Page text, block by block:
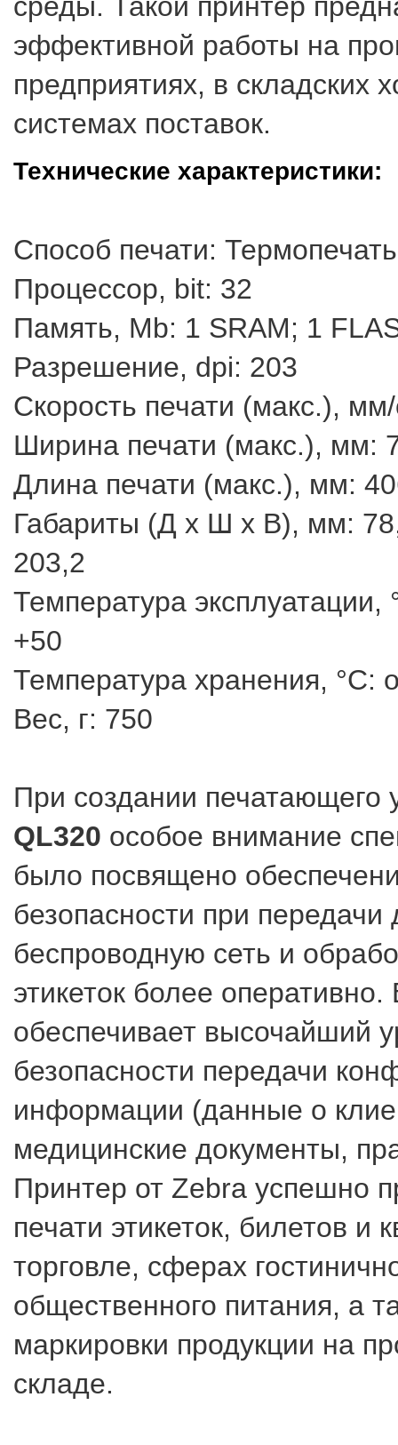
среды. Такой принтер
эффективной работы на
предприятиях, в складских
системах поставок.
Технические характеристики:
Способ печати: Термопечать
Процессор, bit: 32
Память, Mb: 1 SRAM; 1
Разрешение, dpi: 203
Скорость печати (макс.),
Ширина печати (макс.), мм:
Длина печати (макс.), мм:
Габариты (Д х Ш х В), мм:
203,2
Температура эксплуатации,
+50
Температура хранения, °C:
Вес, г: 750
При создании печатающего
QL320 особое внимание
было посвящено
безопасности при передачи
беспроводную сеть и
этикеток более оперативно.
обеспечивает высочайший
безопасности передачи
информации (данные о
медицинские документы,
Принтер от Zebra успешно
печати этикеток, билетов и
торговле, сферах
общественного питания, а
маркировки продукции на
складе.